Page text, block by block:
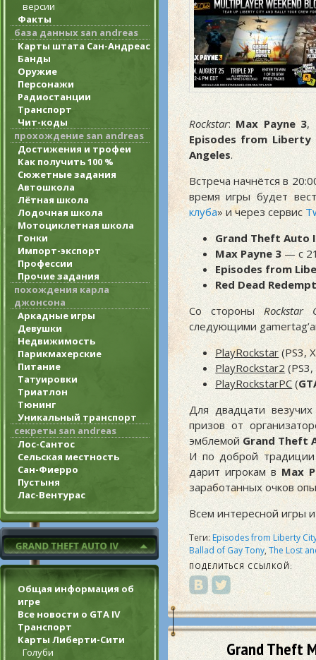
версии
Факты
база данных san andreas
Карты штата Сан-Андреас
Банды
Оружие
Персонажи
Радиостанции
Транспорт
Чит-коды
прохождение san andreas
Достижения и трофеи
Как получить 100 %
Сюжетные задания
Автошкола
Лётная школа
Лодочная школа
Мотоциклетная школа
Гонки
Импорт-экспорт
Профессии
Прочие задания
похождения карла
джонсона
Аркадные игры
Девушки
Недвижимость
Парикмахерские
Питание
Татуировки
Триатлон
Тюнинг
Уникальный транспорт
секреты san andreas
Лос-Сантос
Сельская местность
Сан-Фиерро
Пустыня
Лас-Вентурас
Общая информация об
игре
Все новости о GTA IV
Транспорт
Карты Либерти-Сити
Голуби
Rockstar:Max Payne 3,
Episodes from Liberty
Angeles.
Встреча начнётся в
время игры будет
клуба» и через сервис
Grand Theft Auto
Max Payne 3 — с
Episodes from
Red Dead
Со стороныRockstar
следующими
PlayRockstar (PS3,
PlayRockstar2
PlayRockstarPC(
Для двадцати
призов от
эмблемой Grand Theft
И по доброй
дарит игрокам в Max
заработанных очков
Всем интересной игры
Теги: Episodes from Liberty
Ballad of Gay Tony,The Lost
ПОДЕЛИТЬСЯ ССЫЛКОЙ:
Grand Theft